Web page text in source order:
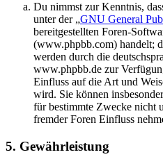
Du nimmst zur Kenntnis,
unter der „GNU General
bereitgestellten Foren-
(www.phpbb.com) handelt;
werden durch die
www.phpbb.de zur
Einfluss auf die Art und
wird. Sie können
für bestimmte Zwecke nicht
fremder Foren Einfluss
5. Gewährleistung